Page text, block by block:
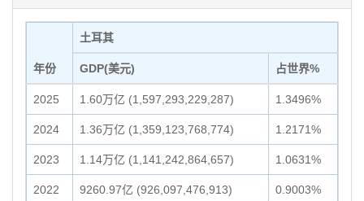
年份
土耳其
GDP(美元) 占世界%
2025 1.60万亿 (1,597,293,229,287) 1.3496%
2024 1.36万亿 (1,359,123,768,774) 1.2171%
2023 1.14万亿 (1,141,242,864,657) 1.0631%
2022 9260.97亿 (926,097,476,913) 0.9003%